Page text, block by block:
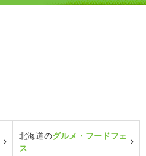
北海道のグルメ・フードフェ
ス